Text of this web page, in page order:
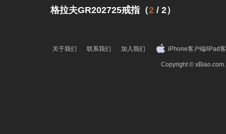
格拉夫GR202725戒指（2 / 2）
关于我们 联系我们 加入我们 iPhone客户端/iPad
Copyright ©